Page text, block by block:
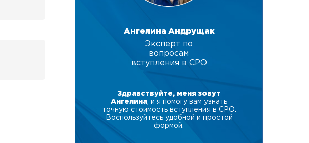
Ангелина Андрущак
Эксперт по
вопросам
вступления в СРО
Здравствуйте, меня зовут
Ангелина , и я помогу вам узнать
точную стоимость вступления в СРО.
Воспользуйтесь удобной и простой
формой.